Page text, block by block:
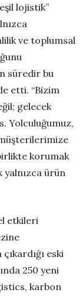
lojistik”
ve toplumsal
süredir bu
etti. “Bizim
gelecek
Yolculuğumuz,
korumak
ürün
etkileri
eski
250 yeni
karbon